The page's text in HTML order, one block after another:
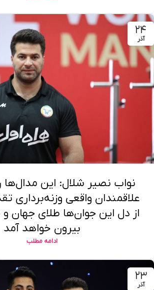
۲۴
آذر
نواب نصیر شلال: این مدال‌ها
علاقمندان واقعی وزنه‌برداری
از دل این جوان‌ها طلای جهان و
بیرون خواهد آمد
ادامه مطلب
۲۳
آذر